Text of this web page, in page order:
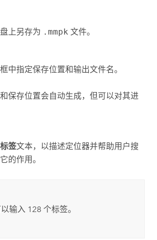
上另存为 .mmpk 文件。
中指定保存位置和输出文件名。
保存位置会自动生成，但可以对其进
标签文本，以描述定位器并帮助用户搜
的作用。
输入 128 个标签。